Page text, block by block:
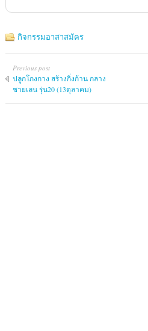
กิจกรรมอาสาสมัคร
Previous post
ปลูกโกงกาง สร้างกิ่งก้าน กลาง
ชายเลน รุ่น20 (13ตุลาคม)